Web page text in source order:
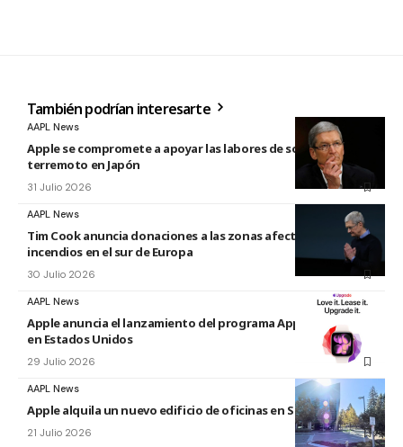
También podrían interesarte
AAPL News
Apple se compromete a apoyar las labores de socorro tras el
terremoto en Japón
31 Julio 2026
AAPL News
Tim Cook anuncia donaciones a las zonas afectadas por los
incendios en el sur de Europa
30 Julio 2026
AAPL News
Apple anuncia el lanzamiento del programa Apple Upgrade
en Estados Unidos
29 Julio 2026
AAPL News
Apple alquila un nuevo edificio de oficinas en Sunnyvale
21 Julio 2026